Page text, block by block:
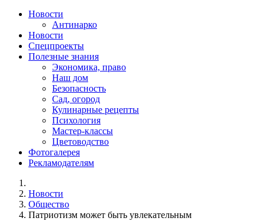
Новости
Антинарко
Новости
Спецпроекты
Полезные знания
Экономика, право
Наш дом
Безопасность
Сад, огород
Кулинарные рецепты
Психология
Мастер-классы
Цветоводство
Фотогалерея
Рекламодателям
Новости
Общество
Патриотизм может быть увлекательным